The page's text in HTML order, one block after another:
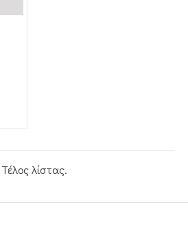
Τέλος λίστας.